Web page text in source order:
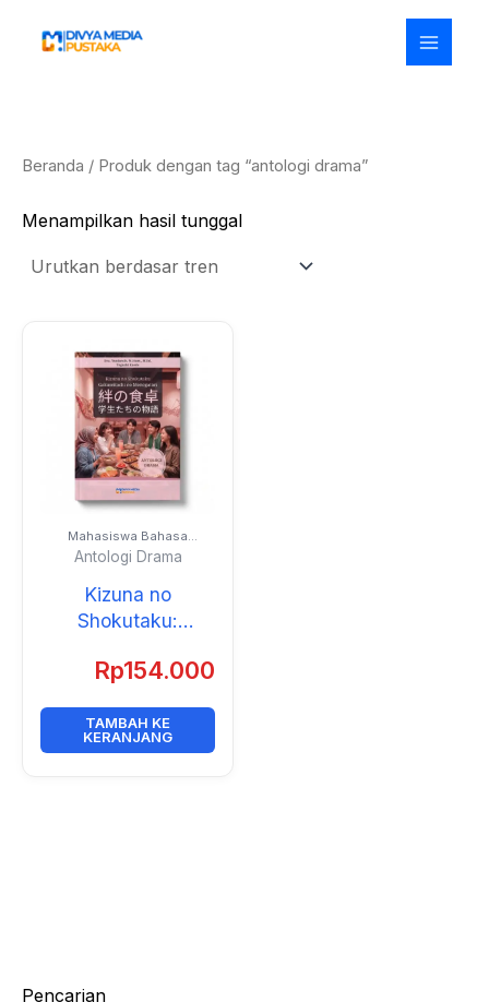
Pencarian
Beranda / Produk dengan tag “antologi drama”
Menampilkan hasil tunggal
Mahasiswa Bahasa
Jepang Universitas Negeri
Jakarta
Antologi Drama
Kizuna no
Shokutaku:
Monogatari
Rp154.000
TAMBAH KE
KERANJANG